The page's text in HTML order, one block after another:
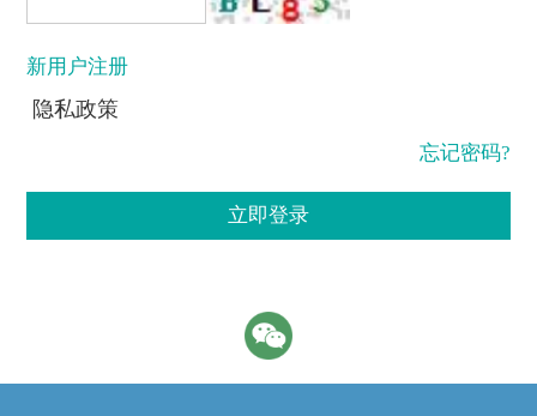
新用户注册
隐私政策
忘记密码?
立即登录